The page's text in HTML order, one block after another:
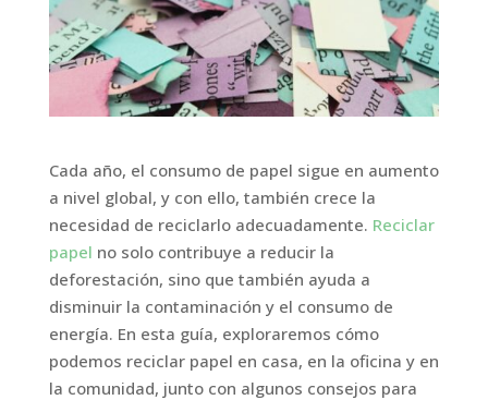
Cada año, el consumo de papel sigue en aumento
a nivel global, y con ello, también crece la
necesidad de reciclarlo adecuadamente. Reciclar
papel no solo contribuye a reducir la
deforestación, sino que también ayuda a
disminuir la contaminación y el consumo de
energía. En esta guía, exploraremos cómo
podemos reciclar papel en casa, en la oficina y en
la comunidad, junto con algunos consejos para